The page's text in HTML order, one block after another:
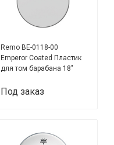
Remo BE-0118-00
Emperor Coated Пластик
для том барабана 18"
Под заказ